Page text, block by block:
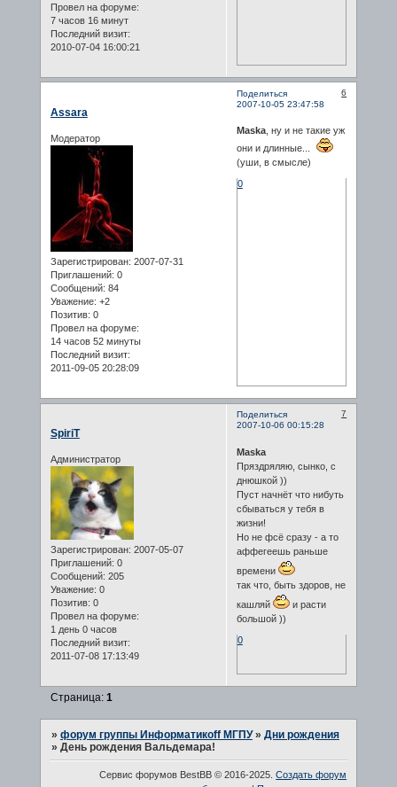
Провел на форуме:
7 часов 16 минут
Последний визит:
2010-07-04 16:00:21
Поделиться
6
2007-10-05 23:47:58
Assara
Модератор
Зарегистрирован: 2007-07-31
Приглашений: 0
Сообщений: 84
Уважение: +2
Позитив: 0
Провел на форуме:
14 часов 52 минуты
Последний визит:
2011-09-05 20:28:09
Maska, ну и не такие уж
они и длинные...
(уши, в смысле)
0
Поделиться
7
2007-10-06 00:15:28
SpiriT
Администратор
Зарегистрирован: 2007-05-07
Приглашений: 0
Сообщений: 205
Уважение: 0
Позитив: 0
Провел на форуме:
1 день 0 часов
Последний визит:
2011-07-08 17:13:49
Maska
Пряздряляю, сынко, с
днюшкой ))
Пуст начнёт что нибуть
сбываться у тебя в
жизни!
Но не фсё сразу - а то
аффегеешь раньше
времени
так что, быть здоров, не
кашляй
и расти
большой ))
0
Страница: 1
» форум группы Информатикоff МГПУ » Дни рождения
» День рождения Вальдемара!
Сервис форумов BestBB © 2016-2025.Создать форум